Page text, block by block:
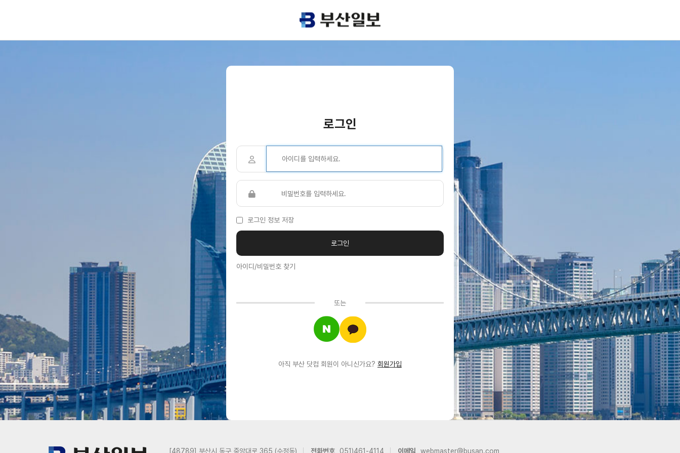
로그인
로그인 정보 저장
아이디/비밀번호 찾기
또는
아직 부산 닷컴 회원이 아니신가요? 회원가입
[48789] 부산시 동구 중앙대로 365 (수정동) 전화번호 051)461-4114 이메일 webmaster@busan.com